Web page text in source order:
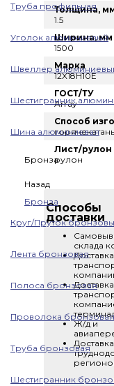
Труба профильная
Уголок алюминиевый
Швеллер
Шестигранник
Шина алюминиевая
Бронза
Назад
Бронза
Круг/Пруток
Лента бронзовая
Полоса бронзовая
Проволока бронзовая
Труба бронзовая
Шестигранник
Толщина,
1.5
Ширина, мм
1500
Марка
12X18H10E
ГОСТ/ТУ
Array
Способ
Лист/рулон
рулон
Способы
доставки
склада
Доставка
Доставка
Ж/д и